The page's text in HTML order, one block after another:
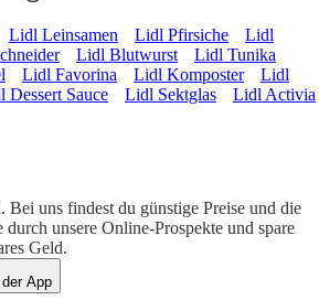
Lidl Leinsamen Lidl Pfirsiche
Lidl
Lidl Blutwurst
Lidl Tunika
Lidl Favorina Lidl Komposter
Lidl
Dessert Sauce Lidl Sektglas
Lidl Activia
uns findest du günstige Preise und die
durch unsere Online-Prospekte und spare
Geld.
App